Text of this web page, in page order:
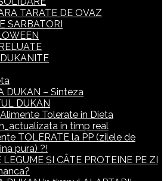
TARATE DE OVAZ
SARBATORI
DUKAN – Sinteza
DUKAN
Tolerate in Dieta
in timp real
TOLERATE la PP (zilele de
pura) ?!
LEGUME ȘI CÂTE PROTEINE PE ZI